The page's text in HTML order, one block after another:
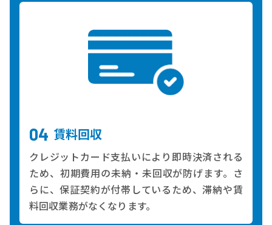
賃料回収
クレジットカード支払いにより即時決済される
ため、初期費用の未納・未回収が防げます。さ
らに、保証契約が付帯しているため、滞納や賃
料回収業務がなくなります。